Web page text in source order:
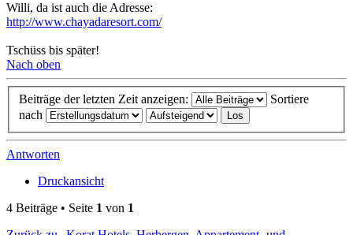
Willi, da ist auch die Adresse:
http://www.chayadaresort.com/
Tschüss bis später!
Nach oben
Beiträge der letzten Zeit anzeigen:
Sortiere
nach
Antworten
Druckansicht
4 Beiträge • Seite 1 von 1